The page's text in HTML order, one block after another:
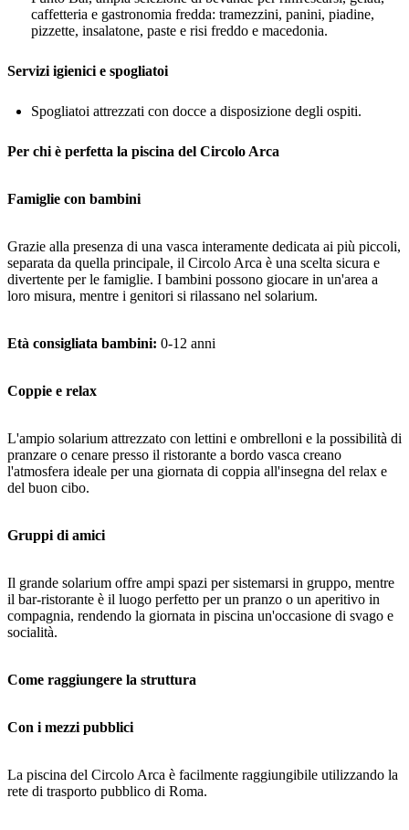
caffetteria e gastronomia fredda: tramezzini, panini, piadine,
pizzette, insalatone, paste e risi freddo e macedonia.
Servizi igienici e spogliatoi
Spogliatoi attrezzati con docce a disposizione degli ospiti.
Per chi è perfetta la piscina del Circolo Arca
Famiglie con bambini
Grazie alla presenza di una vasca interamente dedicata ai più piccoli,
separata da quella principale, il Circolo Arca è una scelta sicura e
divertente per le famiglie. I bambini possono giocare in un'area a
loro misura, mentre i genitori si rilassano nel solarium.
Età consigliata bambini: 0-12 anni
Coppie e relax
L'ampio solarium attrezzato con lettini e ombrelloni e la possibilità di
pranzare o cenare presso il ristorante a bordo vasca creano
l'atmosfera ideale per una giornata di coppia all'insegna del relax e
del buon cibo.
Gruppi di amici
Il grande solarium offre ampi spazi per sistemarsi in gruppo, mentre
il bar-ristorante è il luogo perfetto per un pranzo o un aperitivo in
compagnia, rendendo la giornata in piscina un'occasione di svago e
socialità.
Come raggiungere la struttura
Con i mezzi pubblici
La piscina del Circolo Arca è facilmente raggiungibile utilizzando la
rete di trasporto pubblico di Roma.